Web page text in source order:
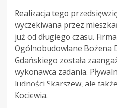
Realizacja tego
wyczekiwana przez
już od długiego czasu.
Ogólnobudowlane Bożena
Gdańskiego została
wykonawca zadania.
ludności Skarszew, ale
Kociewia.